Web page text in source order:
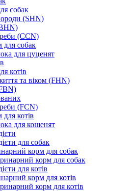
собак
(SHN)
(CCN)
для собак
для цуценят
котів
та віком (FHN)
(FCN)
котів
для кошенят
для собак
корм для собак
корм для собак
для котів
корм для котів
корм для котів